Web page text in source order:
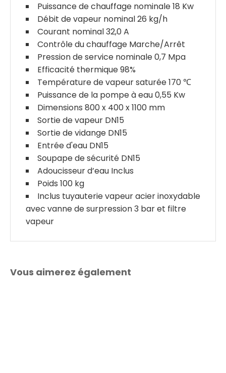
Puissance de chauffage nominale 18 Kw
Débit de vapeur nominal 26 kg/h
Courant nominal 32,0 A
Contrôle du chauffage Marche/Arrêt
Pression de service nominale 0,7 Mpa
Efficacité thermique 98%
Température de vapeur saturée 170 ℃
Puissance de la pompe à eau 0,55 Kw
Dimensions 800 x 400 x 1100 mm
Sortie de vapeur DN15
Sortie de vidange DN15
Entrée d'eau DN15
Soupape de sécurité DN15
Adoucisseur d’eau Inclus
Poids 100 kg
Inclus tuyauterie vapeur acier inoxydable
avec vanne de surpression 3 bar et filtre
vapeur
Vous aimerez également